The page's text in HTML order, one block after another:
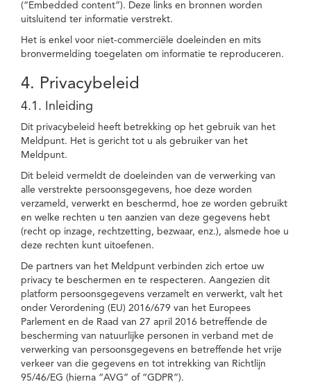
(“Embedded content”). Deze links en bronnen worden
uitsluitend ter informatie verstrekt.
Het is enkel voor niet-commerciële doeleinden en mits
bronvermelding toegelaten om informatie te reproduceren.
4. Privacybeleid
4.1. Inleiding
Dit privacybeleid heeft betrekking op het gebruik van het
Meldpunt. Het is gericht tot u als gebruiker van het
Meldpunt.
Dit beleid vermeldt de doeleinden van de verwerking van
alle verstrekte persoonsgegevens, hoe deze worden
verzameld, verwerkt en beschermd, hoe ze worden gebruikt
en welke rechten u ten aanzien van deze gegevens hebt
(recht op inzage, rechtzetting, bezwaar, enz.), alsmede hoe u
deze rechten kunt uitoefenen.
De partners van het Meldpunt verbinden zich ertoe uw
privacy te beschermen en te respecteren. Aangezien dit
platform persoonsgegevens verzamelt en verwerkt, valt het
onder Verordening (EU) 2016/679 van het Europees
Parlement en de Raad van 27 april 2016 betreffende de
bescherming van natuurlijke personen in verband met de
verwerking van persoonsgegevens en betreffende het vrije
verkeer van die gegevens en tot intrekking van Richtlijn
95/46/EG (hierna “AVG” of “GDPR”).